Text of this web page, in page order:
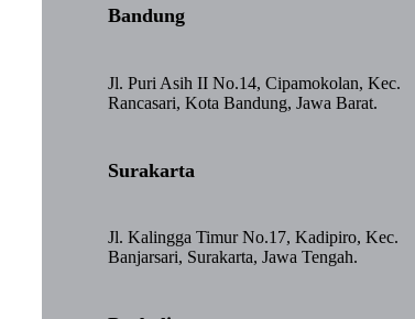
Bandung
Jl. Puri Asih II No.14, Cipamokolan, Kec.
Rancasari, Kota Bandung, Jawa Barat.
Surakarta
Jl. Kalingga Timur No.17, Kadipiro, Kec.
Banjarsari, Surakarta, Jawa Tengah.